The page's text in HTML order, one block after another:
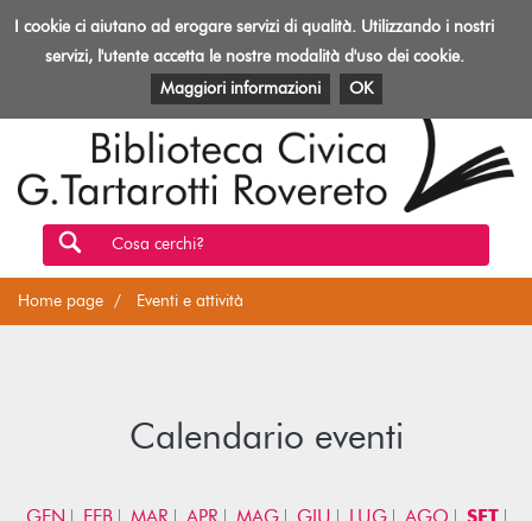
Toggle
Biblioteca
Rovereto
EVENTI E ATTIVITÀ PATRIMONIO E RISORSE
Cosa cerchi?
Home page Eventi e attività
Calendario eventi
I cookie ci aiutano ad erogare servizi di qualità. Utilizzando i nostri
servizi, l'utente accetta le nostre modalità d'uso dei cookie.
Maggiori informazioni
OK